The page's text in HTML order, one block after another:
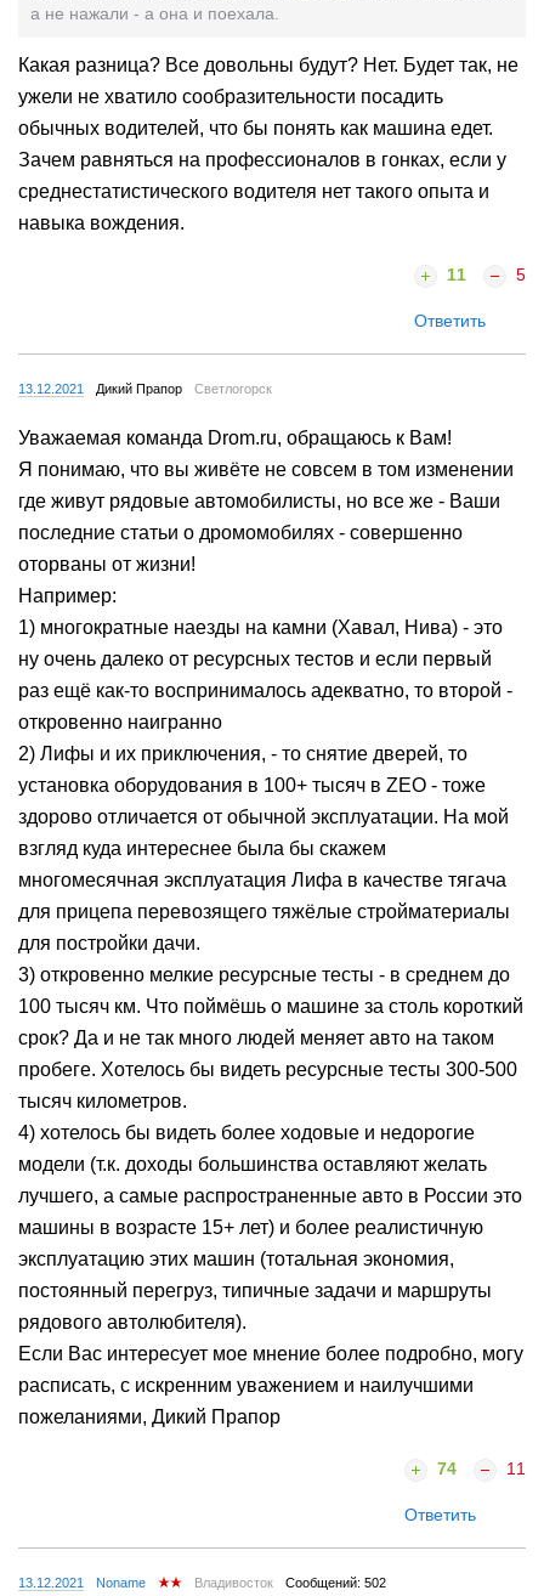
а не нажали - а она и поехала.
Какая разница? Все довольны будут? Нет. Будет так, не
ужели не хватило сообразительности посадить
обычных водителей, что бы понять как машина едет.
Зачем равняться на профессионалов в гонках, если у
среднестатистического водителя нет такого опыта и
навыка вождения.
11 5
Ответить
13.12.2021 Дикий Прапор Светлогорск
Уважаемая команда Drom.ru, обращаюсь к Вам!
Я понимаю, что вы живёте не совсем в том изменении
где живут рядовые автомобилисты, но все же - Ваши
последние статьи о дромомобилях - совершенно
оторваны от жизни!
Например:
1) многократные наезды на камни (Хавал, Нива) - это
ну очень далеко от ресурсных тестов и если первый
раз ещё как-то воспринималось адекватно, то второй -
откровенно наигранно
2) Лифы и их приключения, - то снятие дверей, то
установка оборудования в 100+ тысяч в ZEO - тоже
здорово отличается от обычной эксплуатации. На мой
взгляд куда интереснее была бы скажем
многомесячная эксплуатация Лифа в качестве тягача
для прицепа перевозящего тяжёлые стройматериалы
для постройки дачи.
3) откровенно мелкие ресурсные тесты - в среднем до
100 тысяч км. Что поймёшь о машине за столь короткий
срок? Да и не так много людей меняет авто на таком
пробеге. Хотелось бы видеть ресурсные тесты 300-500
тысяч километров.
4) хотелось бы видеть более ходовые и недорогие
модели (т.к. доходы большинства оставляют желать
лучшего, а самые распространенные авто в России это
машины в возрасте 15+ лет) и более реалистичную
эксплуатацию этих машин (тотальная экономия,
постоянный перегруз, типичные задачи и маршруты
рядового автолюбителя).
Если Вас интересует мое мнение более подробно, могу
расписать, с искренним уважением и наилучшими
пожеланиями, Дикий Прапор
74 11
Ответить
13.12.2021 Noname Владивосток Сообщений: 502